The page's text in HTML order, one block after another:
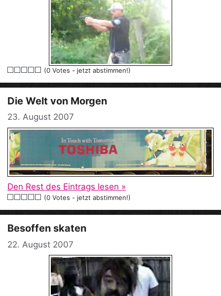
(0 Votes - jetzt abstimmen!)
Die Welt von Morgen
23. August 2007
Den Rest des Eintrags lesen »
(0 Votes - jetzt abstimmen!)
Besoffen skaten
22. August 2007